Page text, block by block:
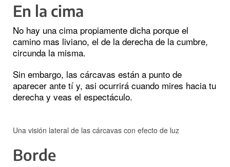
En la cima
No hay una cima propiamente dicha porque el
camino mas liviano, el de la derecha de la cumbre,
circunda la misma.
Sin embargo, las cárcavas están a punto de
aparecer ante tí y, asi ocurrirá cuando mires hacia tu
derecha y veas el espectáculo.
Una visión lateral de las cárcavas con efecto de luz
Borde